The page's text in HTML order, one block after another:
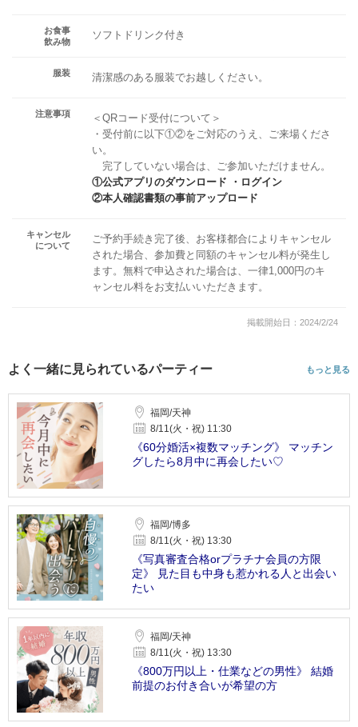
お食事
飲み物
ソフトドリンク付き
服装 清潔感のある服装でお越しください。
注意事項
＜QRコード受付について＞
・受付前に以下①②をご対応のうえ、ご来場くださ
い。
完了していない場合は、ご参加いただけません。
①公式アプリのダウンロード ・ログイン
②本人確認書類の事前アップロード
キャンセル
について
ご予約手続き完了後、お客様都合によりキャンセル
された場合、参加費と同額のキャンセル料が発生し
ます。無料で申込された場合は、一律1,000円のキ
ャンセル料をお支払いいただきます。
掲載開始日：2024/2/24
よく一緒に見られているパーティー もっと見る
福岡/天神
8/11(火・祝) 11:30
《60分婚活×複数マッチング》 マッチン
グしたら8月中に再会したい♡
福岡/博多
8/11(火・祝) 13:30
《写真審査合格orプラチナ会員の方限
定》 見た目も中身も惹かれる人と出会い
たい
福岡/天神
8/11(火・祝) 13:30
《800万円以上・仕業などの男性》 結婚
前提のお付き合いが希望の方